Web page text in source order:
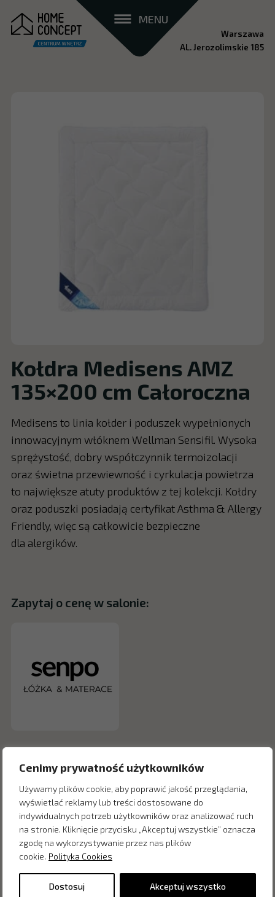
Cenimy prywatność użytkowników
Używamy plików cookie, aby poprawić jakość przeglądania,
wyświetlać reklamy lub treści dostosowane do
indywidualnych potrzeb użytkowników oraz analizować ruch
na stronie. Kliknięcie przycisku „Akceptuj wszystkie” oznacza
zgodę na wykorzystywanie przez nas plików
cookie. Polityka Cookies
Dostosuj Akceptuj wszystko
MENU
Warszawa
AL. Jerozolimskie 185
Kołdra Medisens AMZ
135×200 cm Całoroczna
Medisens to linia kołder i poduszek wypełnionych
innowacyjnym włóknem Wellman Sensifil. Wysoka
sprężystość, dobry współczynnik termoizolacji
oraz świetna przewiewność i cyrkulacja powietrza
to największe atuty produktów z tej kolekcji. Kołdry
oraz poduszki posiadają certyfikat Asthma & Allergy
Friendly, więc są całkowicie bezpieczne
dla alergików.
Zapytaj o cenę w salonie:
Inne produkty z kategorii